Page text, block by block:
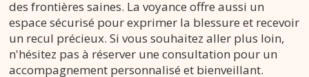
des frontières saines. La voyance offre aussi un
espace sécurisé pour exprimer la blessure et recevoir
un recul précieux. Si vous souhaitez aller plus loin,
n'hésitez pas à réserver une consultation pour un
accompagnement personnalisé et bienveillant.